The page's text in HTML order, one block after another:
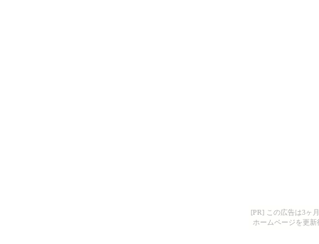
[PR] この広告は3ヶ
ホームページを更